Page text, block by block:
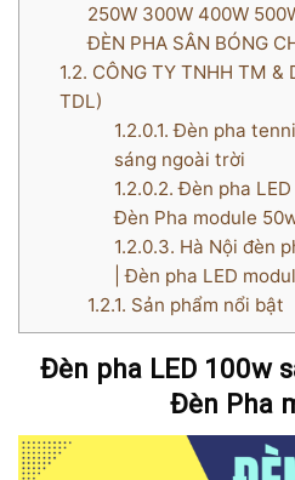
250W 300W 400W
ĐÈN PHA SÂN BÓNG
1.2. CÔNG TY TNHH TM &
TDL)
1.2.0.1. Đèn pha
sáng ngoài trời
1.2.0.2. Đèn pha LED
Đèn Pha module
1.2.0.3. Hà Nội đèn
| Đèn pha LED
1.2.1. Sản phẩm nổi bật
Đèn pha LED 100w
Đèn Pha